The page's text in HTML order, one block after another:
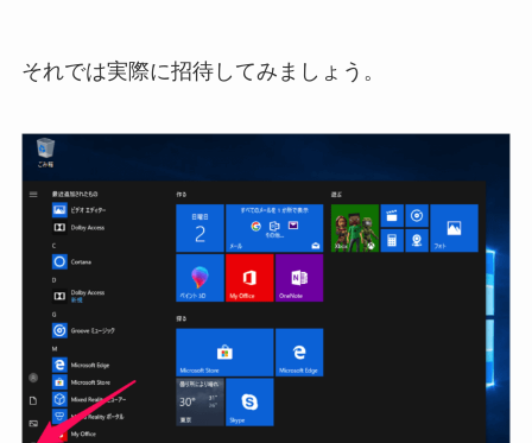
それでは実際に招待してみましょう。